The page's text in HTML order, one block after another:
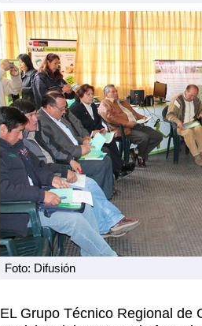
Foto: Difusión
EL Grupo Técnico Regional de